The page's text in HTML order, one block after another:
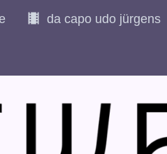
da capo udo jürgens